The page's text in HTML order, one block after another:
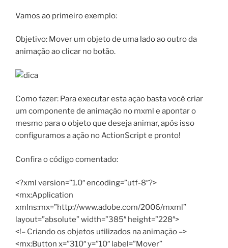
Vamos ao primeiro exemplo:
Objetivo: Mover um objeto de uma lado ao outro da
animação ao clicar no botão.
Como fazer: Para executar esta ação basta você criar
um componente de animação no mxml e apontar o
mesmo para o objeto que deseja animar, após isso
configuramos a ação no ActionScript e pronto!
Confira o código comentado:
<?xml version=”1.0″ encoding=”utf-8″?>
<mx:Application
xmlns:mx=”http://www.adobe.com/2006/mxml”
layout=”absolute” width=”385″ height=”228″>
<!– Criando os objetos utilizados na animação –>
<mx:Button x=”310″ y=”10″ label=”Mover”